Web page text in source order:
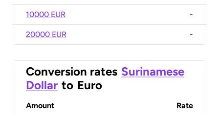
10000 EUR -
20000 EUR -
Conversion rates Surinamese
Dollar to Euro
Amount Rate